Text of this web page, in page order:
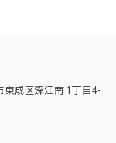
東成区深江南 1丁目4-